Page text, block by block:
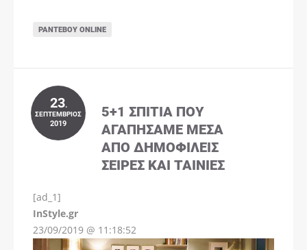
ΡΑΝΤΕΒΟΎ ONLINE
23.
ΣΕΠΤΈΜΒΡΙΟΣ
2019
5+1 ΣΠΊΤΙΑ ΠΟΥ
ΑΓΑΠΉΣΑΜΕ ΜΈΣΑ
ΑΠΌ ΔΗΜΟΦΙΛΕΊΣ
ΣΕΙΡΈΣ ΚΑΙ ΤΑΙΝΊΕΣ
[ad_1]
InStyle.gr
23/09/2019 @ 11:18:52